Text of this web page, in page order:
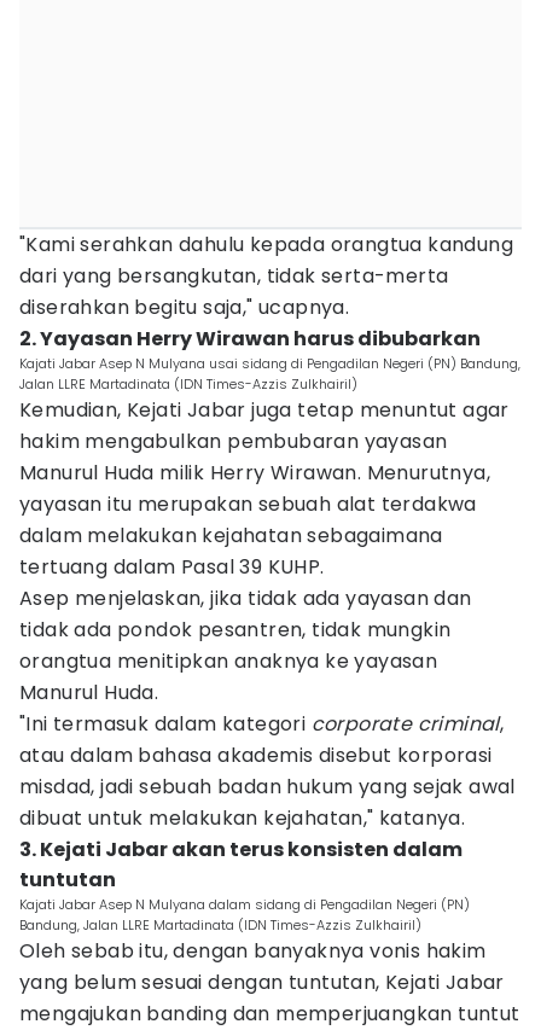
"Kami serahkan dahulu kepada orangtua kandung
dari yang bersangkutan, tidak serta-merta
diserahkan begitu saja," ucapnya.
2. Yayasan Herry Wirawan harus dibubarkan
Kajati Jabar Asep N Mulyana usai sidang di Pengadilan Negeri (PN) Bandung,
Jalan LLRE Martadinata (IDN Times-Azzis Zulkhairil)
Kemudian, Kejati Jabar juga tetap menuntut agar
hakim mengabulkan pembubaran yayasan
Manurul Huda milik Herry Wirawan. Menurutnya,
yayasan itu merupakan sebuah alat terdakwa
dalam melakukan kejahatan sebagaimana
tertuang dalam Pasal 39 KUHP.
Asep menjelaskan, jika tidak ada yayasan dan
tidak ada pondok pesantren, tidak mungkin
orangtua menitipkan anaknya ke yayasan
Manurul Huda.
"Ini termasuk dalam kategori corporate criminal,
atau dalam bahasa akademis disebut korporasi
misdad, jadi sebuah badan hukum yang sejak awal
dibuat untuk melakukan kejahatan," katanya.
3. Kejati Jabar akan terus konsisten dalam
tuntutan
Kajati Jabar Asep N Mulyana dalam sidang di Pengadilan Negeri (PN)
Bandung, Jalan LLRE Martadinata (IDN Times-Azzis Zulkhairil)
Oleh sebab itu, dengan banyaknya vonis hakim
yang belum sesuai dengan tuntutan, Kejati Jabar
mengajukan banding dan memperjuangkan tuntut